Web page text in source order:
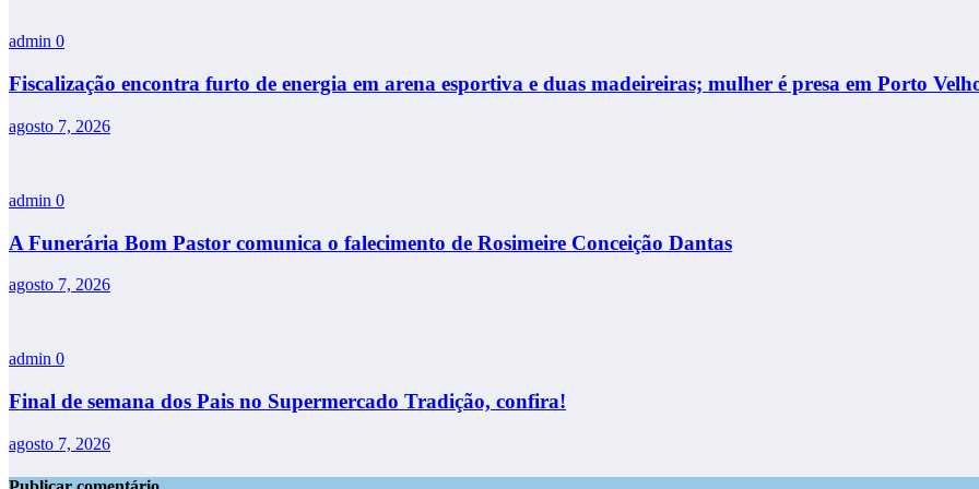
admin 0
Fiscalização encontra furto de energia em arena esportiva e duas madeireiras; mulher é presa em Porto
agosto 7, 2026
admin 0
A Funerária Bom Pastor comunica o falecimento de Rosimeire Conceição Dantas
agosto 7, 2026
admin 0
Final de semana dos Pais no Supermercado Tradição, confira!
agosto 7, 2026